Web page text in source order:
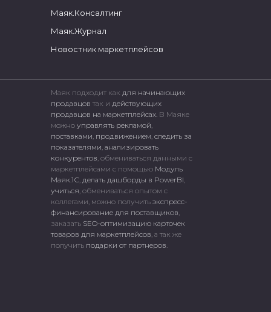
Маяк.Консалтинг
Маяк.Журнал
Новостник маркетплейсов
Маяк подходит как для начинающих
продавцов так и действующих
продавцов на маркетплейсах. В Маяке
можно управлять рекламой
поставками продвижением следить за
показателями анализировать
конкурентов , обмениваться данными с
маркетплейсами c помощью Модуль
Маяк.1С делать дашборды в PowerBI
учиться , обмениваться опытом с
коллегами, можно получить экспресс-
финансирование для поставщиков
заказать SEO-оптимизацию карточек
товаров для маркетплейсов , а так же
получить подарки от партнеров